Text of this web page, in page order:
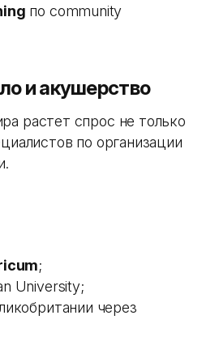
по community
и акушерство
растет спрос не только
по организации
;
University;
через